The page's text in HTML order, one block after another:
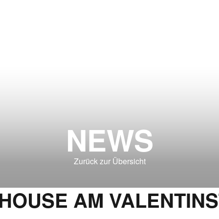
NEWS
Zurück zur Übersicht
AM